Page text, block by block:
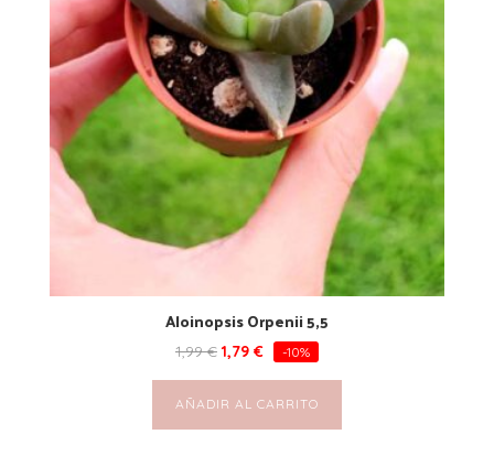
Aloinopsis Orpenii 5,5
1,99€ 1,79 € -10%
AÑADIR AL CARRITO